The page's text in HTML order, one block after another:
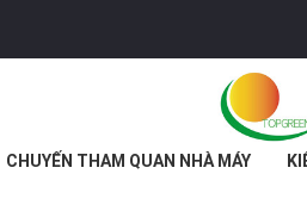
CHUYẾN THAM QUAN NHÀ MÁY